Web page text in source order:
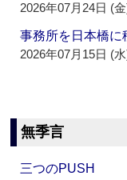
2026年07月24日 (
事務所を日本橋
2026年07月15日 (
無季言
三つのPUSH